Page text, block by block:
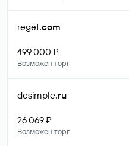
reget.com
499 000 ₽
Возможен торг
desimple.ru
26 069 ₽
Возможен торг